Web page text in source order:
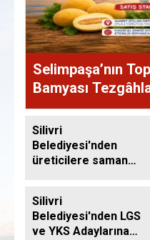
Selimpaşa’nın
Bamyası
Alıyor
Silivri
Belediyesi'nden
üreticilere saman
Silivri
Belediyesi'nden LGS
ve YKS Adaylarına